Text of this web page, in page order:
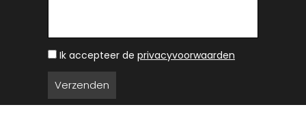
Ik accepteer de privacyvoorwaarden